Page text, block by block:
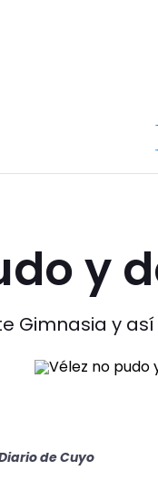
y
Gimnasia y
de Cuyo